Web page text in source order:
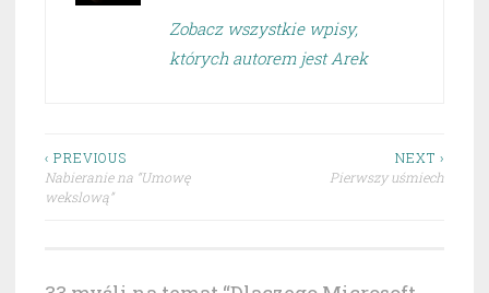
Zobacz wszystkie wpisy,
których autorem jest Arek
Nawigacja
wpisu
‹ PREVIOUS
Nabieranie na “Umowę
wekslową”
NEXT ›
Pierwszy uśmiech